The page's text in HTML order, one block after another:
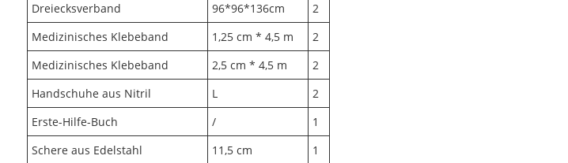
Dreiecksverband
96*96*136cm
2
Medizinisches Klebeband
1,25 cm * 4,5 m
2
Medizinisches Klebeband
2,5 cm * 4,5 m
2
Handschuhe aus Nitril
L
2
Erste-Hilfe-Buch
/
1
Schere aus Edelstahl
11,5 cm
1